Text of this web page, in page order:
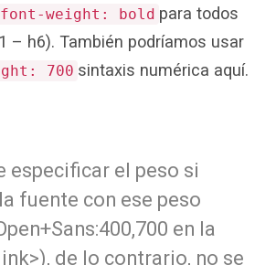
font-weight: bold para todos
– h6). También podríamos usar
700 sintaxis numérica aquí.
especificar el peso si
fuente con ese peso
en la
de lo contrario, no se